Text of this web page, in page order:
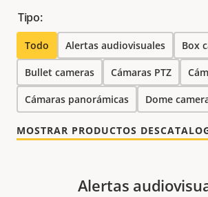
Tipo:
Todo Alertas audiovisuales Box
Bullet cameras Cámaras PTZ
Cámaras panorámicas Dome
MOSTRAR PRODUCTOS
Alertas